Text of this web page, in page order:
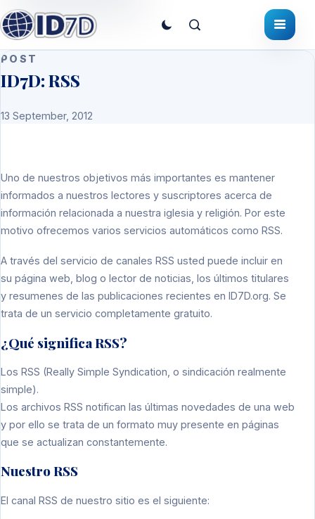
POST
ID7D: RSS
13 September, 2012
Uno de nuestros objetivos más importantes es mantener
informados a nuestros lectores y suscriptores acerca de
información relacionada a nuestra iglesia y religión. Por este
motivo ofrecemos varios servicios automáticos como RSS.
A través del servicio de canales RSS usted puede incluir en
su página web, blog o lector de noticias, los últimos titulares
y resumenes de las publicaciones recientes en ID7D.org. Se
trata de un servicio completamente gratuito.
¿Qué significa RSS?
Los RSS (Really Simple Syndication, o sindicación realmente
simple).
Los archivos RSS notifican las últimas novedades de una web
y por ello se trata de un formato muy presente en páginas
que se actualizan constantemente.
Nuestro RSS
El canal RSS de nuestro sitio es el siguiente: